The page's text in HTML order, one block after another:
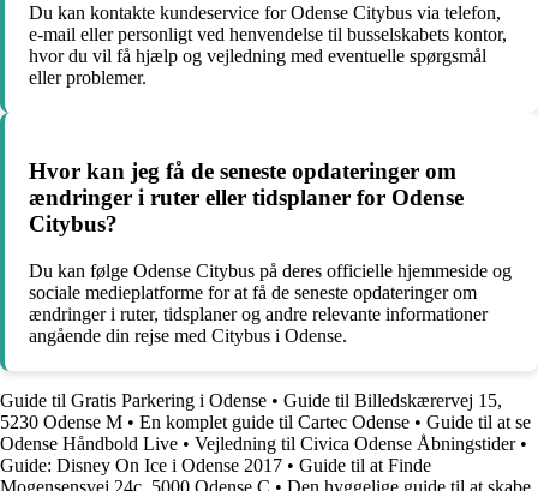
Du kan kontakte kundeservice for Odense Citybus via telefon,
e-mail eller personligt ved henvendelse til busselskabets kontor,
hvor du vil få hjælp og vejledning med eventuelle spørgsmål
eller problemer.
Hvor kan jeg få de seneste opdateringer om
ændringer i ruter eller tidsplaner for Odense
Citybus?
Du kan følge Odense Citybus på deres officielle hjemmeside og
sociale medieplatforme for at få de seneste opdateringer om
ændringer i ruter, tidsplaner og andre relevante informationer
angående din rejse med Citybus i Odense.
Guide til Gratis Parkering i Odense • Guide til Billedskærervej 15,
5230 Odense M • En komplet guide til Cartec Odense • Guide til at se
Odense Håndbold Live • Vejledning til Civica Odense Åbningstider•
Guide: Disney On Ice i Odense 2017 • Guide til at Finde